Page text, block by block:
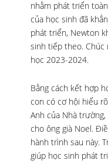
nhằm phát triển
của học sinh đã
phát triển, Newton
sinh tiếp theo. Chúc
học 2023-2024.
Bằng cách kết hợp
con có cơ hội hiểu
Anh của Nhà
cho ông già Noel.
hành trình sau này.
giúp học sinh phát